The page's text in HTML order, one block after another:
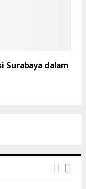
Surabaya dalam